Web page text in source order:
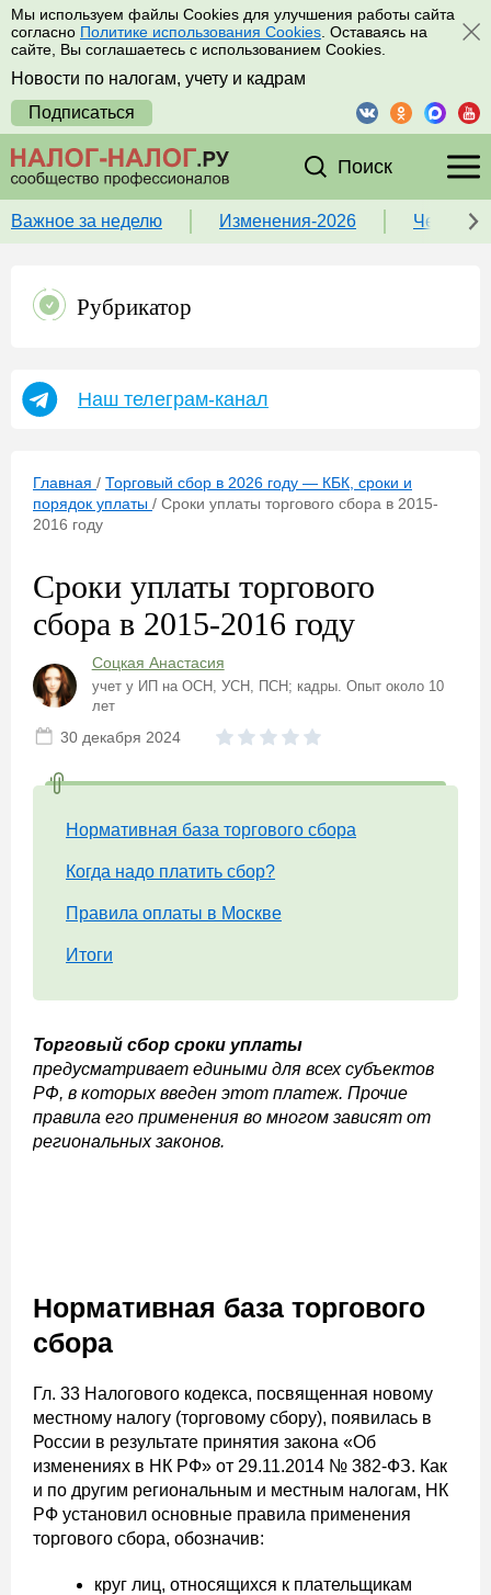
Мы используем файлы Cookies для улучшения работы сайта
согласно Политике использования Cookies . Оставаясь на
сайте, Вы соглашаетесь с использованием Cookies.
Новости по налогам, учету и кадрам
Подписаться
Поиск
Важное за неделю Изменения-2026 Чек-
Рубрикатор
Наш телеграм-канал
Главная / Торговый сбор в 2026 году — КБК, сроки и
порядок уплаты / Сроки уплаты торгового сбора в 2015-
2016 году
Сроки уплаты торгового
сбора в 2015-2016 году
Соцкая Анастасия
учет у ИП на ОСН, УСН, ПСН; кадры. Опыт около 10
лет
30 декабря 2024
Нормативная база торгового сбора
Когда надо платить сбор?
Правила оплаты в Москве
Итоги
Торговый сбор сроки уплаты
предусматривает едиными для всех субъектов
РФ, в которых введен этот платеж. Прочие
правила его применения во многом зависят от
региональных законов.
Нормативная база торгового
сбора
Гл. 33 Налогового кодекса, посвященная новому
местному налогу (торговому сбору), появилась в
России в результате принятия закона «Об
изменениях в НК РФ» от 29.11.2014 № 382-ФЗ. Как
и по другим региональным и местным налогам, НК
РФ установил основные правила применения
торгового сбора, обозначив:
круг лиц, относящихся к плательщикам